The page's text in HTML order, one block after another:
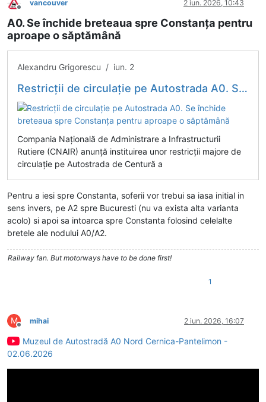
Deconectat
vancouver 2 iun. 2026, 10:43
A0. Se închide breteaua spre Constanța pentru
aproape o săptămână
Alexandru Grigorescu / iun. 2
Restricții de circulație pe Autostrada A0. Se închide breteaua spre Constanța pentru aproape o săptămână
Compania Națională de Administrare a Infrastructurii
Rutiere (CNAIR) anunță instituirea unor restricții majore de
circulație pe Autostrada de Centură a
Pentru a iesi spre Constanta, soferii vor trebui sa iasa initial in
sens invers, pe A2 spre Bucuresti (nu va exista alta varianta
acolo) si apoi sa intoarca spre Constanta folosind celelalte
bretele ale nodului A0/A2.
Railway fan. But motorways have to be done first!
1
M
Deconectat
mihai 2 iun. 2026, 16:07
Muzeul de Autostradă A0 Nord Cernica-Pantelimon -
02.06.2026